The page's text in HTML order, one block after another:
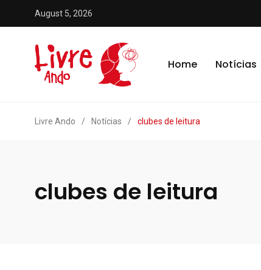
August 5, 2026
Home Notícias
Livre Ando / Notícias / clubes de leitura
clubes de leitura